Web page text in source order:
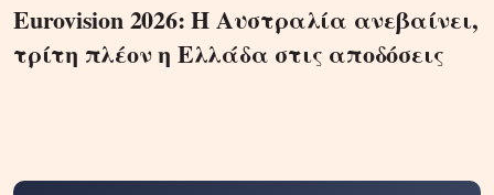
Eurovision 2026: Η Αυστραλία ανεβαίνει,
τρίτη πλέον η Ελλάδα στις αποδόσεις